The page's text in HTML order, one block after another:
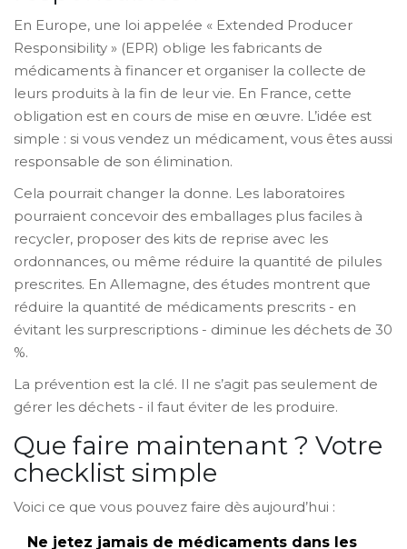
En Europe, une loi appelée « Extended Producer
Responsibility » (EPR) oblige les fabricants de
médicaments à financer et organiser la collecte de
leurs produits à la fin de leur vie. En France, cette
obligation est en cours de mise en œuvre. L’idée est
simple : si vous vendez un médicament, vous êtes aussi
responsable de son élimination.
Cela pourrait changer la donne. Les laboratoires
pourraient concevoir des emballages plus faciles à
recycler, proposer des kits de reprise avec les
ordonnances, ou même réduire la quantité de pilules
prescrites. En Allemagne, des études montrent que
réduire la quantité de médicaments prescrits - en
évitant les surprescriptions - diminue les déchets de 30
%.
La prévention est la clé. Il ne s’agit pas seulement de
gérer les déchets - il faut éviter de les produire.
Que faire maintenant ? Votre
checklist simple
Voici ce que vous pouvez faire dès aujourd’hui :
Ne jetez jamais de médicaments dans les